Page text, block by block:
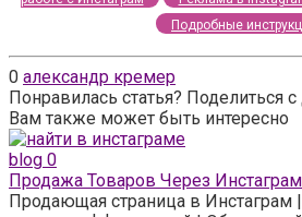
Подробные
0 александр кремер
Понравилась статья? Поделиться
Вам также может быть интересно
blog 0
Продажа Товаров Через Инстаграм
Продающая страница в Инстаграм